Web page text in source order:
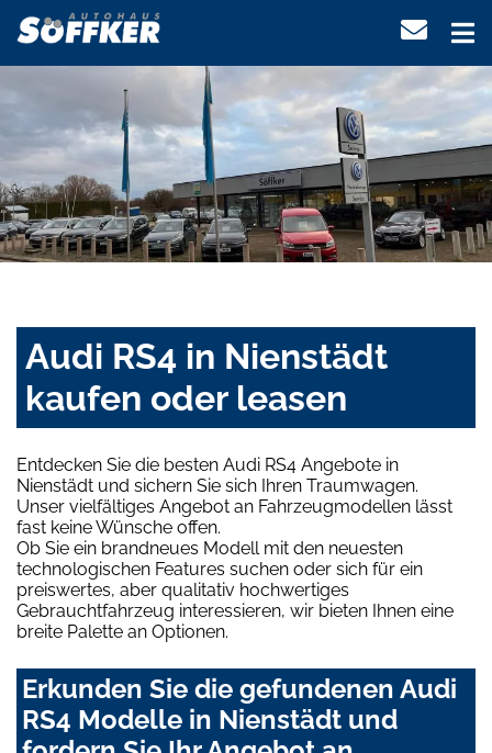
Audi RS4 in Nienstädt
kaufen oder leasen
Entdecken Sie die besten Audi RS4 Angebote in
Nienstädt und sichern Sie sich Ihren Traumwagen.
Unser vielfältiges Angebot an Fahrzeugmodellen lässt
fast keine Wünsche offen.
Ob Sie ein brandneues Modell mit den neuesten
technologischen Features suchen oder sich für ein
preiswertes, aber qualitativ hochwertiges
Gebrauchtfahrzeug interessieren, wir bieten Ihnen eine
breite Palette an Optionen.
Erkunden Sie die gefundenen Audi
RS4 Modelle in Nienstädt und